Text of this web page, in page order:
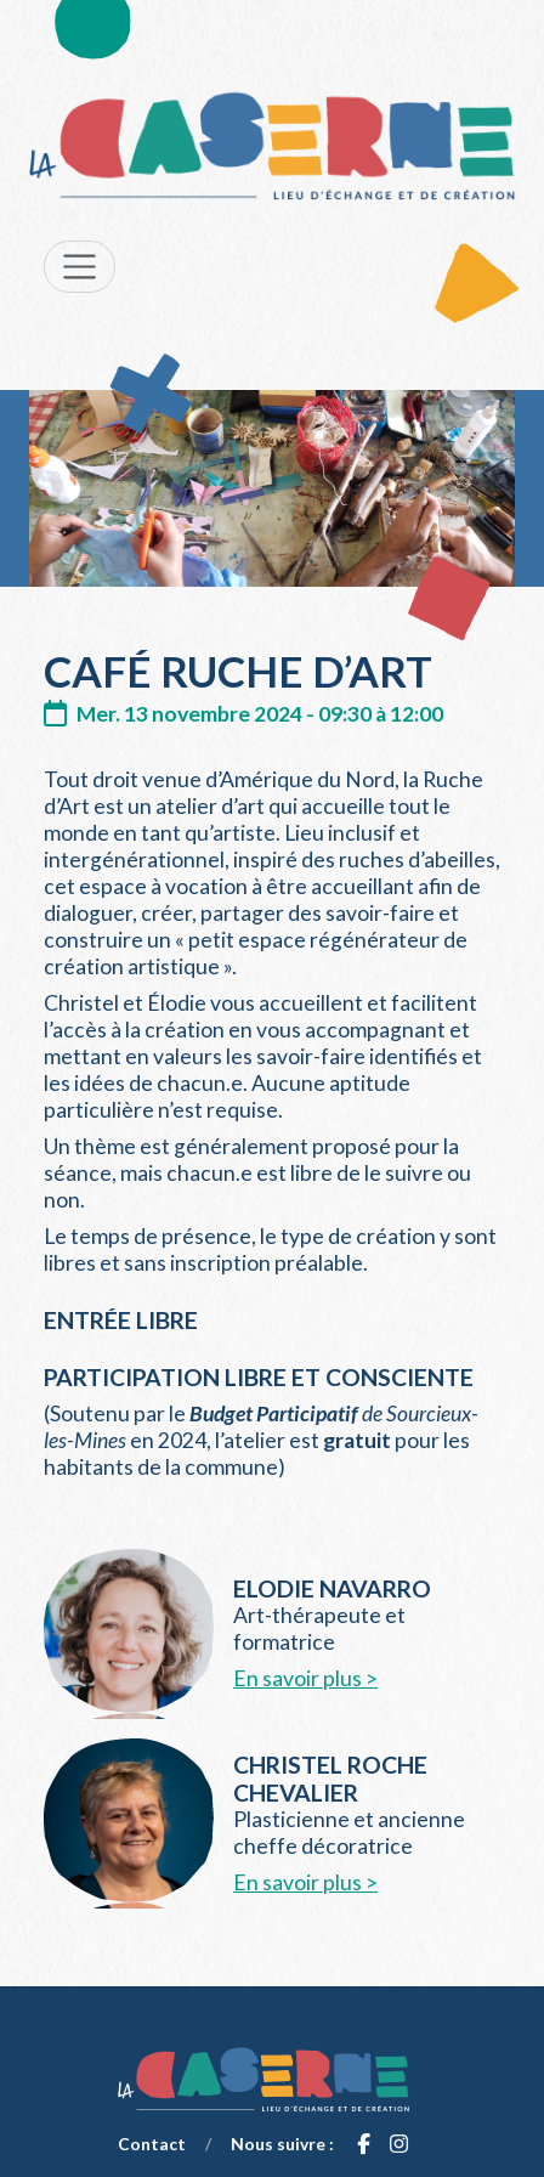
CAFÉ RUCHE D’ART
Mer. 13 novembre 2024 - 09:30 à 12:00
Tout droit venue d’Amérique du Nord, la Ruche
d’Art est un atelier d’art qui accueille tout le
monde en tant qu’artiste. Lieu inclusif et
intergénérationnel, inspiré des ruches d’abeilles,
cet espace à vocation à être accueillant afin de
dialoguer, créer, partager des savoir-faire et
construire un « petit espace régénérateur de
création artistique ».
Christel et Élodie vous accueillent et facilitent
l’accès à la création en vous accompagnant et
mettant en valeurs les savoir-faire identifiés et
les idées de chacun.e. Aucune aptitude
particulière n’est requise.
Un thème est généralement proposé pour la
séance, mais chacun.e est libre de le suivre ou
non.
Le temps de présence, le type de création y sont
libres et sans inscription préalable.
ENTRÉE LIBRE
PARTICIPATION LIBRE ET CONSCIENTE
(Soutenu par leBudget Participatifde Sourcieux-
les-Minesen 2024, l’atelier est gratuit pour les
habitants de la commune)
ELODIE NAVARRO
Art-thérapeute et
formatrice
En savoir plus >
CHRISTEL ROCHE
CHEVALIER
Plasticienne et ancienne
cheffe décoratrice
En savoir plus >
Contact / Nous suivre :